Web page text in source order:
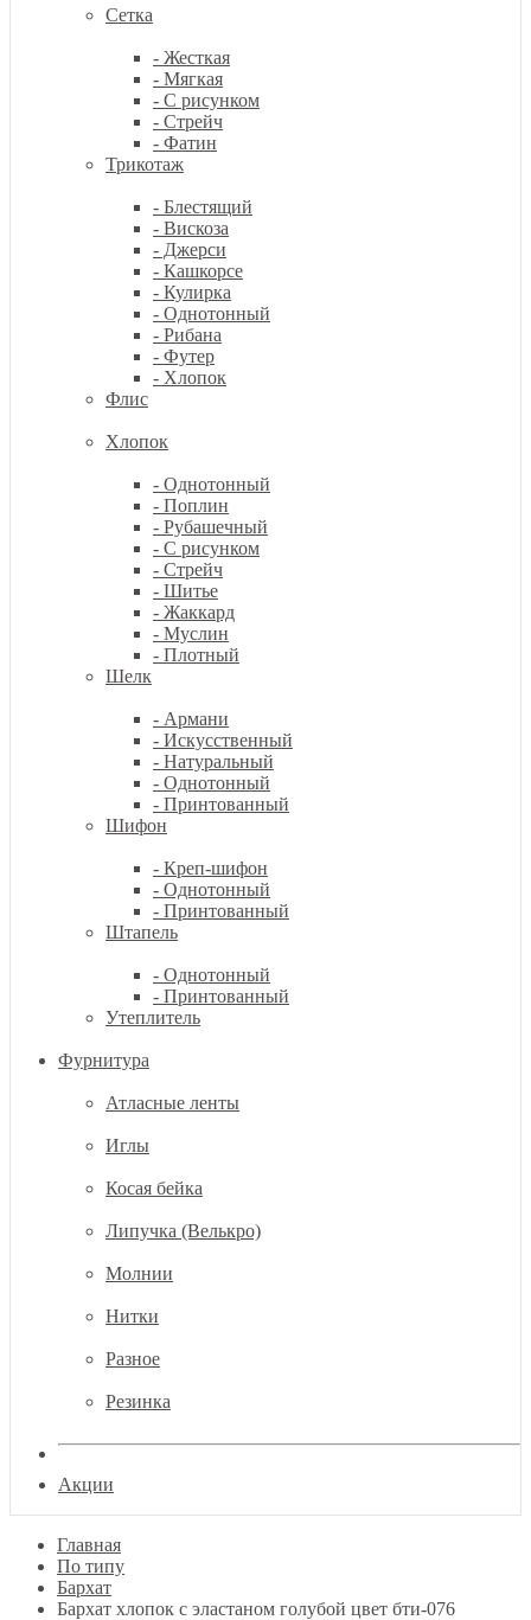
Сетка
- Жесткая
- Мягкая
- С рисунком
- Стрейч
- Фатин
Трикотаж
- Блестящий
- Вискоза
- Джерси
- Кашкорсе
- Кулирка
- Однотонный
- Рибана
- Футер
- Хлопок
Флис
Хлопок
- Однотонный
- Поплин
- Рубашечный
- С рисунком
- Стрейч
- Шитье
- Жаккард
- Муслин
- Плотный
Шелк
- Армани
- Искусственный
- Натуральный
- Однотонный
- Принтованный
Шифон
- Креп-шифон
- Однотонный
- Принтованный
Штапель
- Однотонный
- Принтованный
Утеплитель
Фурнитура
Атласные ленты
Иглы
Косая бейка
Липучка (Велькро)
Молнии
Нитки
Разное
Резинка
Акции
Главная
По типу
Бархат
Бархат хлопок с эластаном голубой цвет бти-076